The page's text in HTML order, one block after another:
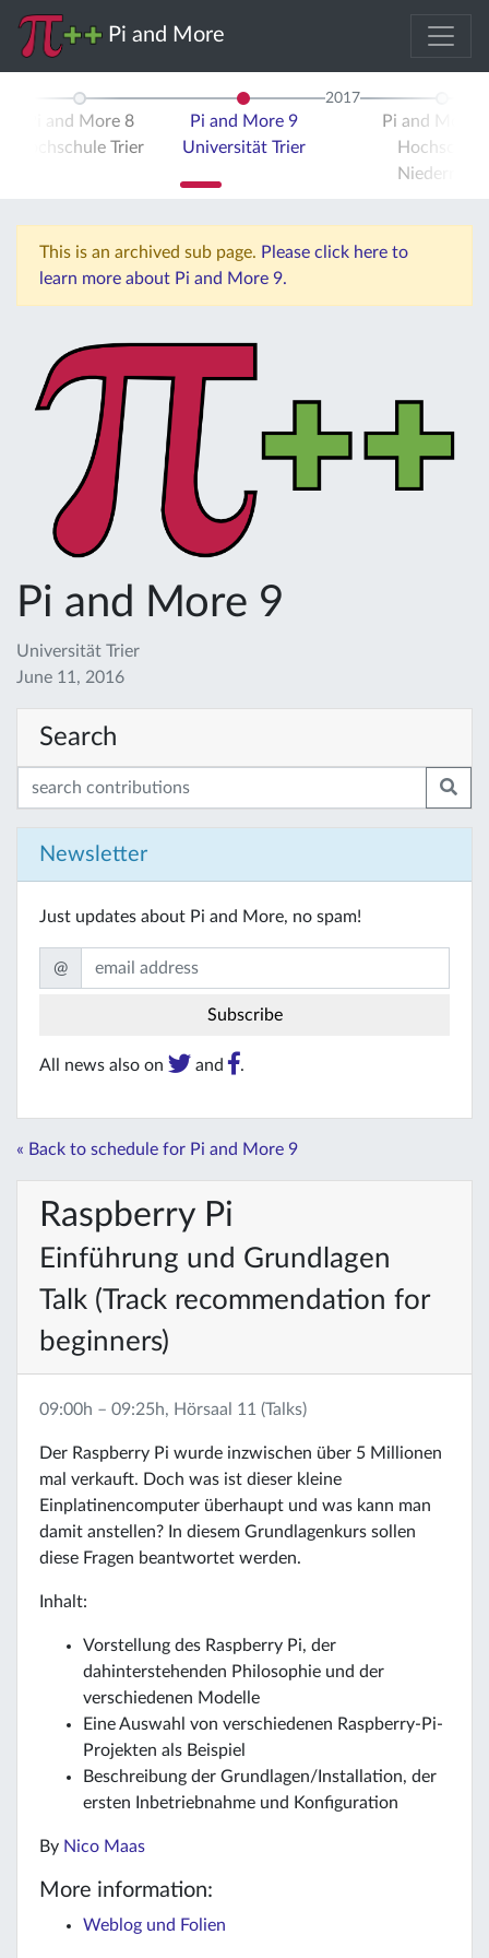
Pi and More
Pi and More 8
Hochschule Trier
Pi and More 9
Universität Trier
2017
Pi and More
Hochschule
Niederrhein
This is an archived sub page. Please click here to
learn more about Pi and More 9.
Pi and More 9
Universität Trier
June 11, 2016
Search
Newsletter
Just updates about Pi and More, no spam!
@
All news also on and .
« Back to schedule for Pi and More 9
Raspberry Pi
Einführung und Grundlagen
Talk (Track recommendation for
beginners)
09:00h – 09:25h, Hörsaal 11 (Talks)
Der Raspberry Pi wurde inzwischen über 5 Millionen
mal verkauft. Doch was ist dieser kleine
Einplatinencomputer überhaupt und was kann man
damit anstellen? In diesem Grundlagenkurs sollen
diese Fragen beantwortet werden.
Inhalt:
Vorstellung des Raspberry Pi, der
dahinterstehenden Philosophie und der
verschiedenen Modelle
Eine Auswahl von verschiedenen Raspberry-Pi-
Projekten als Beispiel
Beschreibung der Grundlagen/Installation, der
ersten Inbetriebnahme und Konfiguration
By Nico Maas
More information:
Weblog und Folien